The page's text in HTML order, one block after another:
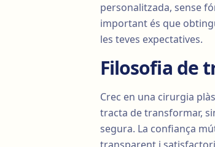
personalitzada, sense
important és que
les teves expectatives.
Filosofia de
Crec en una cirurgia
tracta de transformar,
segura. La confiança